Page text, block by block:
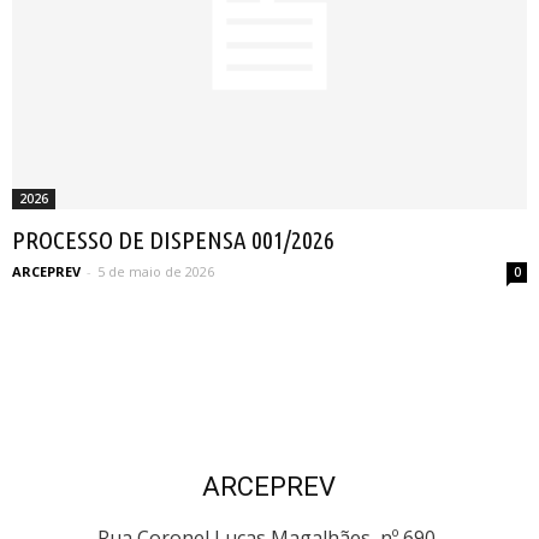
2026
PROCESSO DE DISPENSA 001/2026
ARCEPREV - 5 de maio de 2026 0
ARCEPREV